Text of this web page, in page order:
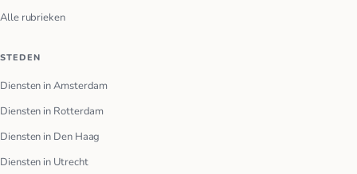
Alle rubrieken
STEDEN
Diensten in Amsterdam
Diensten in Rotterdam
Diensten in Den Haag
Diensten in Utrecht